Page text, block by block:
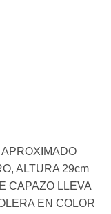
ALTURA 29cm
CAPAZO LLEVA
EN COLOR